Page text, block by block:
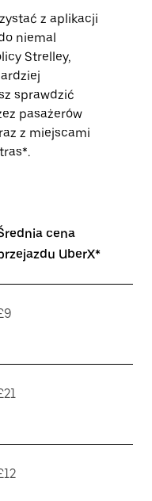
z aplikacji
niemal
Strelley,
sprawdzić
pasażerów
z miejscami
cena
UberX*